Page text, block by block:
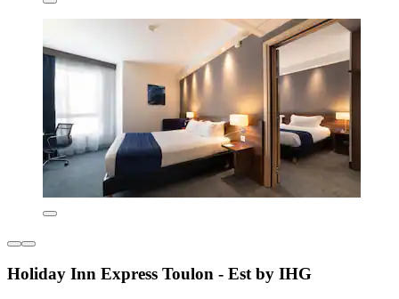
Holiday Inn Express Toulon - Est by IHG